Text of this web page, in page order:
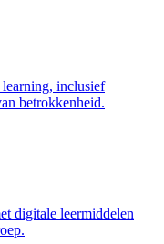
inclusief
betrokkenheid.
digitale leermiddelen